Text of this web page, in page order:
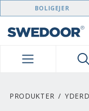
SWEDOOR
BOLIGEJER
PRODUKTER